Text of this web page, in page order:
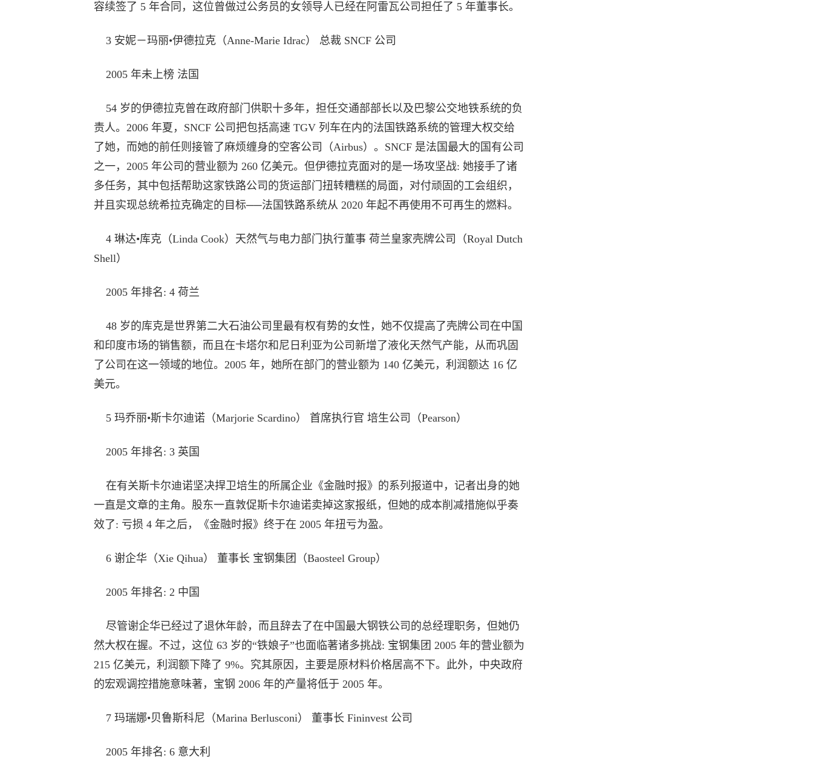
容续签了 5 年合同，这位曾做过公务员的女领导人已经在阿雷瓦公司担任了 5 年董事长。
3 安妮－玛丽•伊德拉克（Anne-Marie Idrac） 总裁 SNCF 公司
2005 年未上榜 法国
54 岁的伊德拉克曾在政府部门供职十多年，担任交通部部长以及巴黎公交地铁系统的负
责人。2006 年夏，SNCF 公司把包括高速 TGV 列车在内的法国铁路系统的管理大权交给
了她，而她的前任则接管了麻烦缠身的空客公司（Airbus）。SNCF 是法国最大的国有公司
之一，2005 年公司的营业额为 260 亿美元。但伊德拉克面对的是一场攻坚战: 她接手了诸
多任务，其中包括帮助这家铁路公司的货运部门扭转糟糕的局面，对付顽固的工会组织，
并且实现总统希拉克确定的目标──法国铁路系统从 2020 年起不再使用不可再生的燃料。
4 琳达•库克（Linda Cook）天然气与电力部门执行董事 荷兰皇家壳牌公司（Royal Dutch
Shell）
2005 年排名: 4 荷兰
48 岁的库克是世界第二大石油公司里最有权有势的女性，她不仅提高了壳牌公司在中国
和印度市场的销售额，而且在卡塔尔和尼日利亚为公司新增了液化天然气产能，从而巩固
了公司在这一领域的地位。2005 年，她所在部门的营业额为 140 亿美元，利润额达 16 亿
美元。
5 玛乔丽•斯卡尔迪诺（Marjorie Scardino） 首席执行官 培生公司（Pearson）
2005 年排名: 3 英国
在有关斯卡尔迪诺坚决捍卫培生的所属企业《金融时报》的系列报道中，记者出身的她
一直是文章的主角。股东一直敦促斯卡尔迪诺卖掉这家报纸，但她的成本削减措施似乎奏
效了: 亏损 4 年之后，《金融时报》终于在 2005 年扭亏为盈。
6 谢企华（Xie Qihua） 董事长 宝钢集团（Baosteel Group）
2005 年排名: 2 中国
尽管谢企华已经过了退休年龄，而且辞去了在中国最大钢铁公司的总经理职务，但她仍
然大权在握。不过，这位 63 岁的“铁娘子”也面临著诸多挑战: 宝钢集团 2005 年的营业额为
215 亿美元，利润额下降了 9%。究其原因，主要是原材料价格居高不下。此外，中央政府
的宏观调控措施意味著，宝钢 2006 年的产量将低于 2005 年。
7 玛瑞娜•贝鲁斯科尼（Marina Berlusconi） 董事长 Fininvest 公司
2005 年排名: 6 意大利